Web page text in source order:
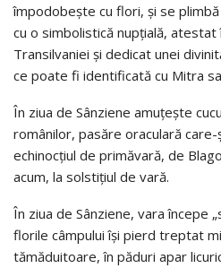
împodobește cu flori, și se
cu o simbolistică nupțială, atestat
Transilvaniei și dedicat unei
ce poate fi identificată cu Mitra
În ziua de Sânziene amuțește
românilor, pasăre oraculară care-
echinocțiul de primăvară, de
acum, la solstițiul de vară.
În ziua de Sânziene, vara începe
florile câmpului își pierd treptat
tămăduitoare, în păduri apar